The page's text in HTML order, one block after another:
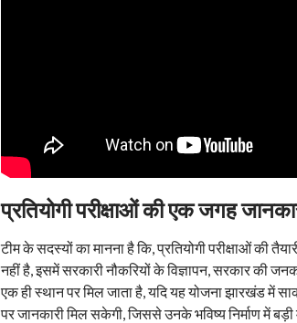
प्रतियोगी परीक्षाओं की एक जगह
टीम के सदस्यों का मानना है कि, प्रतियोगी परीक्षाओं की
नहीं है, इसमें सरकारी नौकरियों के विज्ञापन, सरकार की
एक ही स्थान पर मिल जाता है, यदि यह योजना झारखंड में
पर जानकारी मिल सकेगी, जिससे उनके भविष्य निर्माण में बड़ी